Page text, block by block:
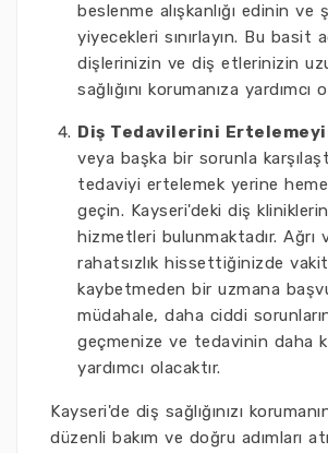
beslenme alışkanlığı edinin ve
yiyecekleri sınırlayın. Bu basit
dişlerinizin ve diş etlerinizin
sağlığını korumanıza yardımcı
Diş Tedavilerini
veya başka bir sorunla
tedaviyi ertelemek yerine
geçin. Kayseri'deki diş
hizmetleri bulunmaktadır. Ağrı
rahatsızlık hissettiğinizde vakit
kaybetmeden bir uzmana
müdahale, daha ciddi
geçmenize ve tedavinin daha
yardımcı olacaktır.
Kayseri'de diş sağlığınızı
düzenli bakım ve doğru adımları